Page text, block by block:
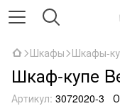
Шкафы Шкафы-
Шкаф-купе
Артикул: 3072020-3